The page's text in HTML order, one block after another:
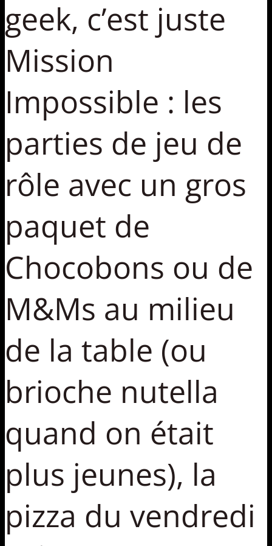
geek, c’est juste
Mission
Impossible : les
parties de jeu de
rôle avec un gros
paquet de
Chocobons ou de
M&Ms au milieu
de la table (ou
brioche nutella
quand on était
plus jeunes), la
pizza du vendredi